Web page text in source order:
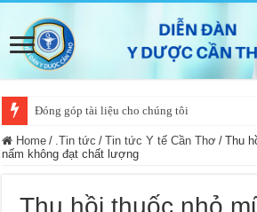
Đóng góp tài liệu cho chúng tôi
Home / .Tin tức / Tin tức Y tế Cần Thơ / Thu
nấm không đạt chất lượng
Thu hồi thuốc nhỏ